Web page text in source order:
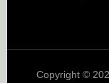
Copyright ©